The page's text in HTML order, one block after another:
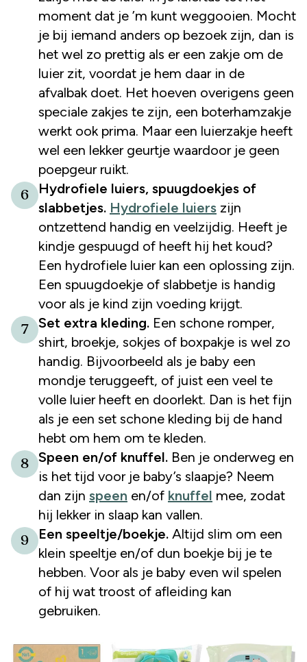
moment dat je ’m kunt weggooien. Mocht
je bij iemand anders op bezoek zijn, dan is
het wel zo prettig als er een zakje om de
luier zit, voordat je hem daar in de
afvalbak doet. Het hoeven overigens geen
speciale zakjes te zijn, een boterhamzakje
werkt ook prima. Maar een luierzakje heeft
wel een lekker geurtje waardoor je geen
poepgeur ruikt.
6
Hydrofiele luiers, spuugdoekjes of
slabbetjes. Hydrofiele luiers zijn
ontzettend handig en veelzijdig. Heeft je
kindje gespuugd of heeft hij het koud?
Een hydrofiele luier kan een oplossing zijn.
Een spuugdoekje of slabbetje is handig
voor als je kind zijn voeding krijgt.
7 Set extra kleding. Een schone romper,
shirt, broekje, sokjes of boxpakje is wel zo
handig. Bijvoorbeeld als je baby een
mondje teruggeeft, of juist een veel te
volle luier heeft en doorlekt. Dan is het fijn
als je een set schone kleding bij de hand
hebt om hem om te kleden.
8 Speen en/of knuffel. Ben je onderweg en
is het tijd voor je baby’s slaapje? Neem
dan zijn speen en/of knuffel mee, zodat
hij lekker in slaap kan vallen.
9 Een speeltje/boekje. Altijd slim om een
klein speeltje en/of dun boekje bij je te
hebben. Voor als je baby even wil spelen
of hij wat troost of afleiding kan
gebruiken.